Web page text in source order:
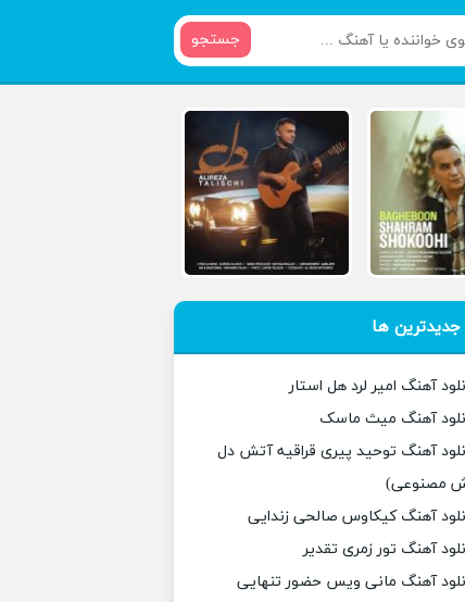
جستجو
جدیدترین ها
آهنگ امیر لرد هل استار
آهنگ میث ماسک
آهنگ توحید پیری قراقیه آتش دل
مصنوعی)
آهنگ کیکاوس صالحی زندایی
آهنگ تور زمری تقدیر
آهنگ مانی ویس حضور تنهایی